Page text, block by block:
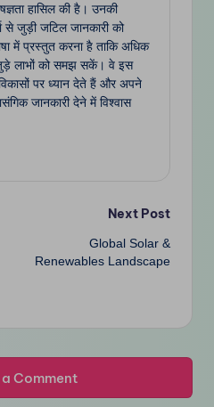
हासिल की है। उनकी
से जुड़ी जटिल जानकारी को
में प्रस्तुत करना है ताकि अधिक
लाभों को समझ सकें। वे इस
पर ध्यान देते हैं और अपने
जानकारी देने में विश्वास
Next Post
Global Solar &
Renewables Landscape
Comment